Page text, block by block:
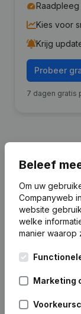
Kies voor
Krijg
Probeer
7 dagen gratis
Financiële
International
Eigen
vermogen
Beleef
Om uw
Companyweb
website
welke
manier waarop
Marketing